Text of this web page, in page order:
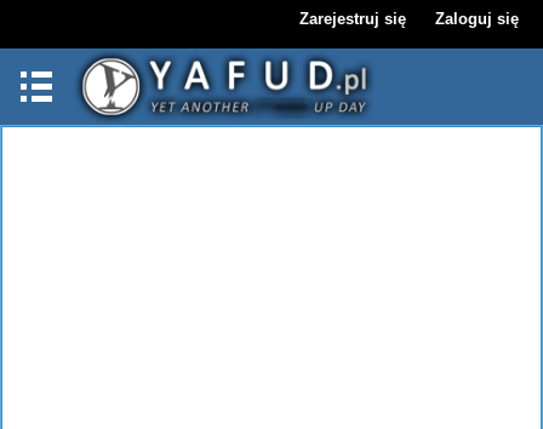
Zarejestruj się Zaloguj się